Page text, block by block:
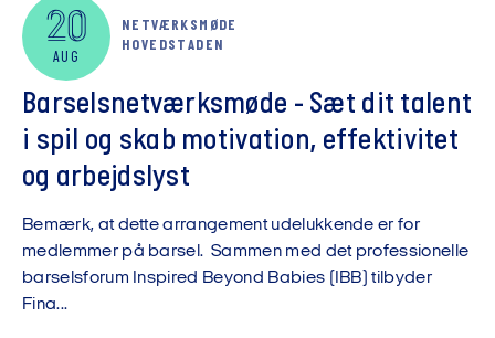
20
AUG
NETVÆRKSMØDE
HOVEDSTADEN
Barselsnetværksmøde - Sæt dit talent
i spil og skab motivation, effektivitet
og arbejdslyst
Bemærk, at dette arrangement udelukkende er for
medlemmer på barsel. Sammen med det professionelle
barselsforum Inspired Beyond Babies (IBB) tilbyder
Fina...